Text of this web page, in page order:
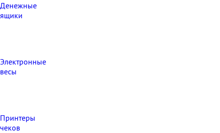
Денежные
ящики
Электронные
весы
Принтеры
чеков